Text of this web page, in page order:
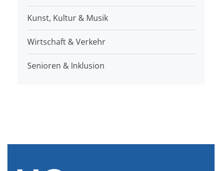
Kunst, Kultur & Musik
Wirtschaft & Verkehr
Senioren & Inklusion